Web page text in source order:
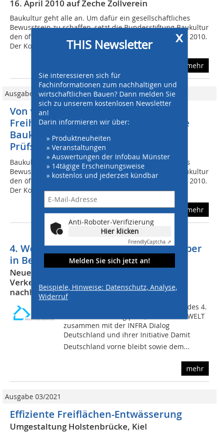
x
THIS Newsletter
Sie interessieren sich für
Fachinformationen zum nachhaltigen und
wirtschaftlichen Bauen? Dann melden Sie
sich zu unserem kostenlosen Newsletter
an!
Darin informieren wir über:
» Produktneuheiten
» Veranstaltungen
» Auswertungen der Infobau Münster
» 14tägige Erscheinungsweise
» kostenlos und jederzeit kündbar
Anti-Roboter-Verifizierung
Hier klicken
FriendlyCaptcha ⇗
Melden Sie sich jetzt an!
Beispiele, Hinweise: Datenschutz, Analyse,
Widerruf
16. April 2010 auf Zeche Zollverein
Baukultur geht alle an. Um dafür ein gesellschaftliches
Bewusstsein zu schaffen, setzt die Bundesstiftung Baukultur
den öffentlichen Raum auf die Agenda ihres Konvents 2010.
Der Konvent ist ein...
mehr
Ausgabe 03/2010
Von verbauter Bildung, städtischer
Freiheit und verkehrter Mobilität: Die
Baukultur des Öffentlichen auf dem
Prüfstand
Baukultur geht alle an. Um dafür ein gesellschaftliches
Bewusstsein zu schaffen, setzt die Bundesstiftung Baukultur
den öffentlichen Raum auf die Agenda ihres Konvents 2010.
Der Konvent ist ein...
mehr
4. Welt-Infrastrukturgipfel im November
in Berlin
Neue Wege: Investitionen in die
Verkehrsinfrastruktur schnell, effizient und
nachhaltig umsetzten
Diese Fragen standen im Mittelpunkt des 4.
Welt-Infrastrukturgipfels, zu dem DIE WELT
zusammen mit der INFRA Dialog
Deutschland und ihrer Initiative Damit
Deutschland vorne bleibt sowie dem...
mehr
Ausgabe 03/2021
Effiziente Freiflächen-Entwässerung
Umgestaltung Holstenbrücke, Kiel